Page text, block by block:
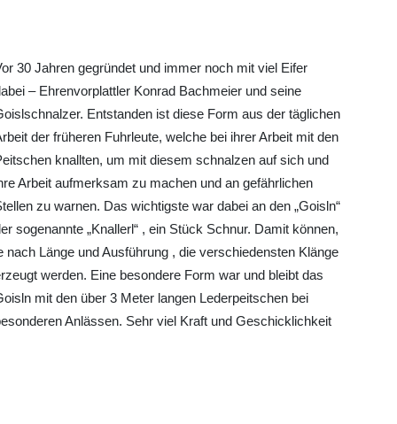
30 Jahren gegründet und immer noch mit viel Eifer
– Ehrenvorplattler Konrad Bachmeier und seine
Entstanden ist diese Form aus der täglichen
der früheren Fuhrleute, welche bei ihrer Arbeit mit den
knallten, um mit diesem schnalzen auf sich und
Arbeit aufmerksam zu machen und an gefährlichen
zu warnen. Das wichtigste war dabei an den „Goisln“
sogenannte „Knallerl“ , ein Stück Schnur. Damit können,
nach Länge und Ausführung , die verschiedensten Klänge
werden. Eine besondere Form war und bleibt das
mit den über 3 Meter langen Lederpeitschen bei
Anlässen. Sehr viel Kraft und Geschicklichkeit